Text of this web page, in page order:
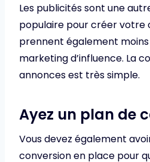
Les publicités sont une
populaire pour créer votre
prennent également
marketing d’influence. La
annonces est très simple.
Ayez un plan de
Vous devez également
conversion en place pour